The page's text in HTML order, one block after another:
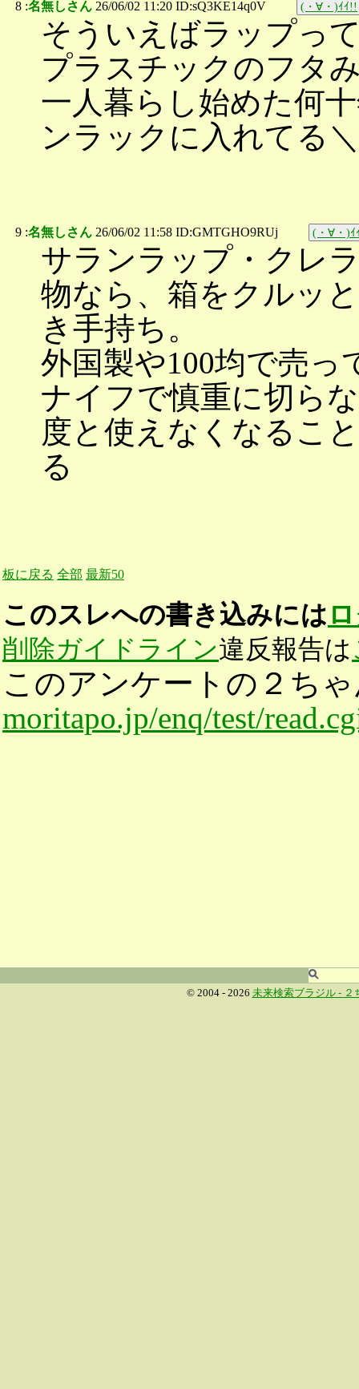
8 :名無しさん 26/06/02 11:20 ID:sQ3KE14q0V (・∀・)ｲｲ!!
そういえばラップっ
プラスチックのフタ
一人暮らし始めた何
ンラックに入れてる
9 :名無しさん 26/06/02 11:58 ID:GMTGHO9RUj (・∀・)ｲ
サランラップ・クレ
物なら、箱をクルッ
き手持ち。
外国製や100均で売
ナイフで慎重に切ら
度と使えなくなるこ
る
板に戻る 全部 最新50
このスレへの書き込みには
削除ガイドライン違反報告は
このアンケートの２ち
moritapo.jp/enq/test/
© 2004 - 2026 未来検索ブラジル - ２